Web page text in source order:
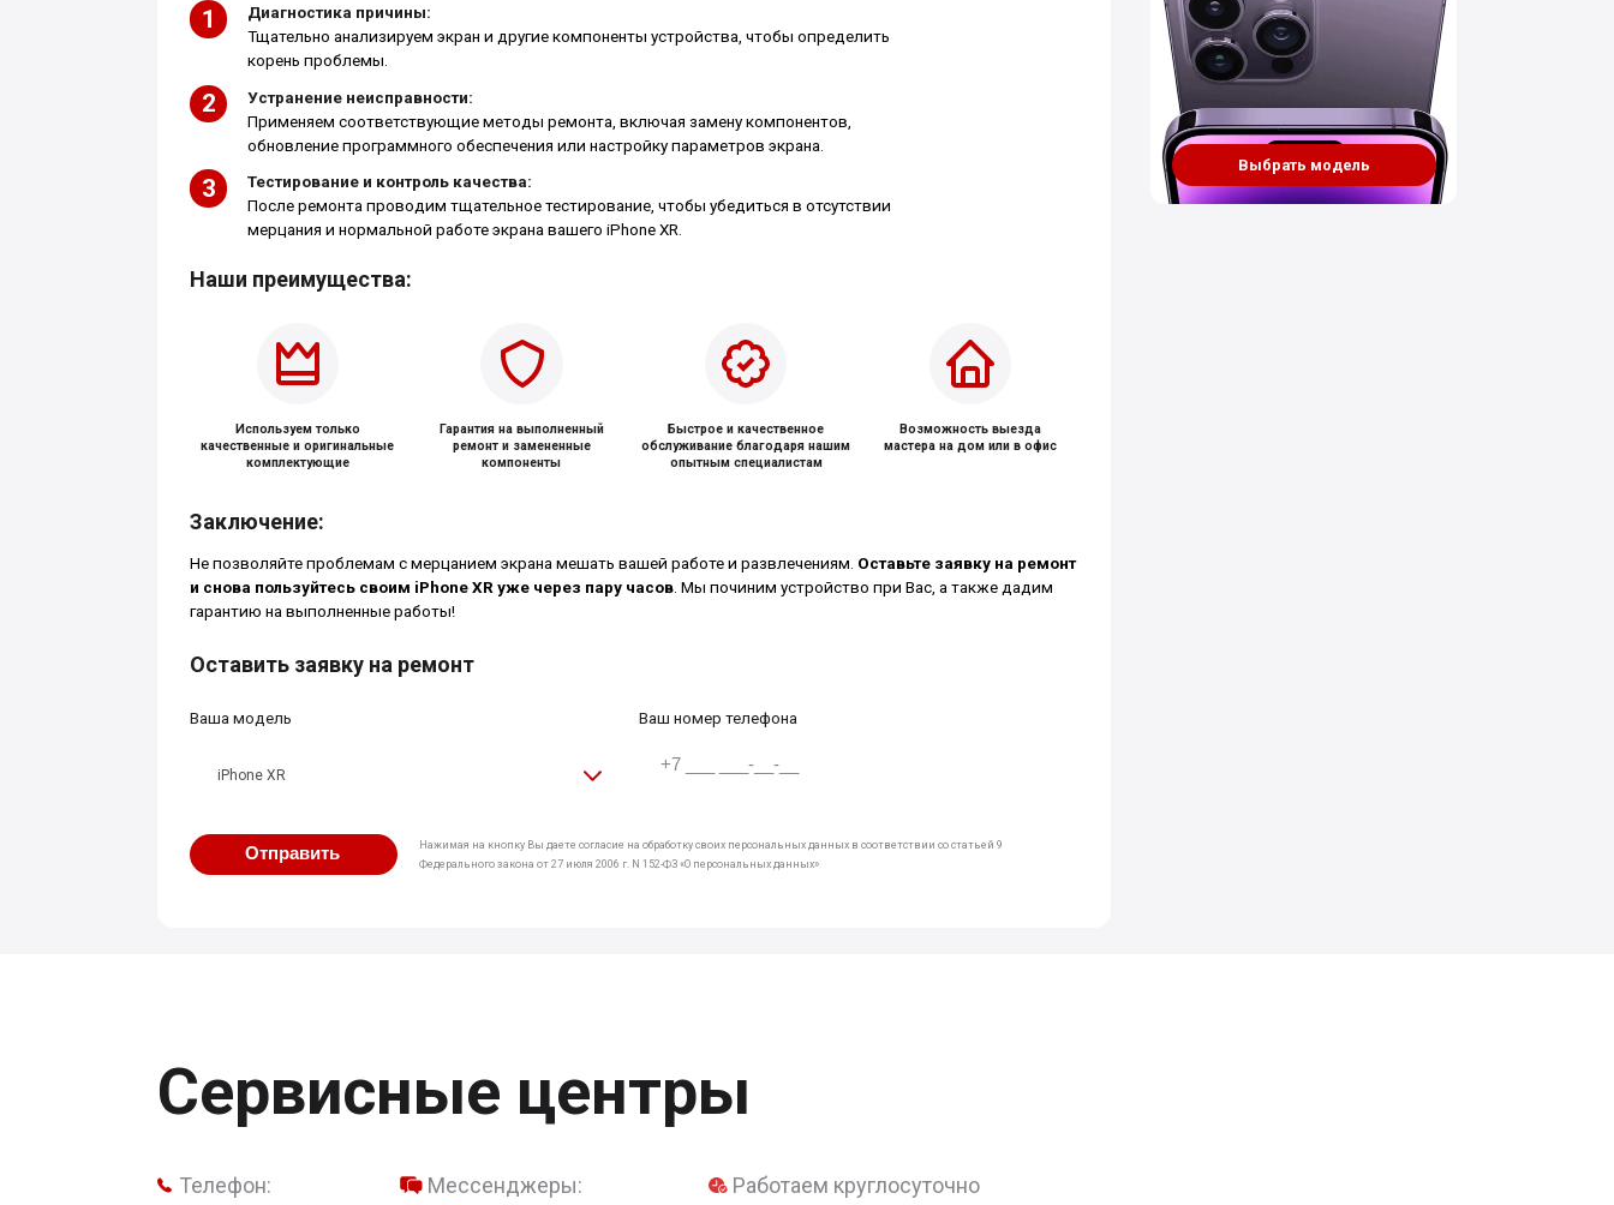
Диагностика причины:
Тщательно анализируем экран и другие компоненты устройства, чтобы определить
корень проблемы.
Устранение неисправности:
Применяем соответствующие методы ремонта, включая замену компонентов,
обновление программного обеспечения или настройку параметров экрана.
Тестирование и контроль качества:
После ремонта проводим тщательное тестирование, чтобы убедиться в отсутствии
мерцания и нормальной работе экрана вашего iPhone XR.
Наши преимущества:
Используем только
качественные и оригинальные
комплектующие
Гарантия на выполненный
ремонт и замененные
компоненты
Быстрое и качественное
обслуживание благодаря нашим
опытным специалистам
Возможность выезда
мастера на дом или в офис
Заключение:
Не позволяйте проблемам с мерцанием экрана мешать вашей работе и развлечениям. Оставьте заявку на ремонт
и снова пользуйтесь своим iPhone XR уже через пару часов. Мы починим устройство при Вас, а также дадим
гарантию на выполненные работы!
Оставить заявку на ремонт
Ваша модель
iPhone XR
Ваш номер телефона
Отправить
Нажимая на кнопку Вы даете согласие на обработку своих персональных данных в соответствии со статьей 9
Федерального закона от 27 июля 2006 г. N 152-ФЗ «О персональных данных»
Выбрать модель
Сервисные центры
Телефон:
Мессенджеры: Работаем круглосуточно